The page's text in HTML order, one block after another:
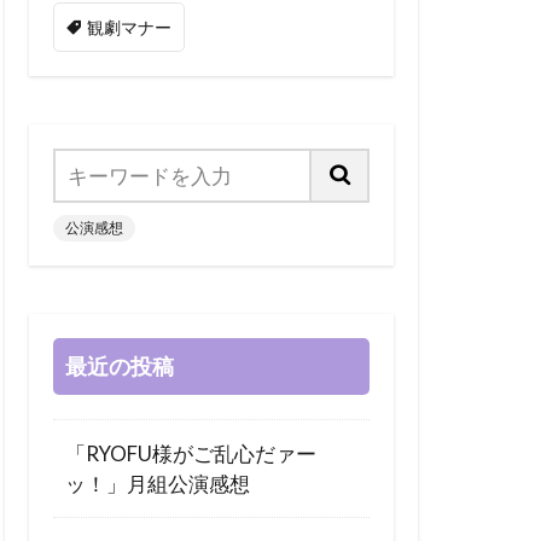
観劇マナー
公演感想
最近の投稿
「RYOFU様がご乱心だァー
ッ！」月組公演感想